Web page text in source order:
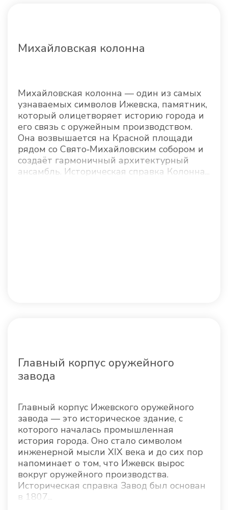
Михайловская колонна
Михайловская колонна — один из самых
узнаваемых символов Ижевска, памятник,
который олицетворяет историю города и
его связь с оружейным производством.
Она возвышается на Красной площади
рядом со Свято‑Михайловским собором и
создаёт гармоничный архитектурный
ансамбль. Историческая справка Колонна...
Главный корпус оружейного
завода
Главный корпус Ижевского оружейного
завода — это историческое здание, с
которого началась промышленная
история города. Оно стало символом
инженерной мысли XIX века и до сих пор
напоминает о том, что Ижевск вырос
вокруг оружейного производства.
Историческая справка Завод был основан
в 1807...